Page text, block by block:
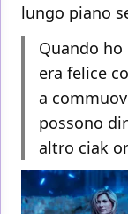
lungo piano
Quando
era felice
a
possono
altro ciak